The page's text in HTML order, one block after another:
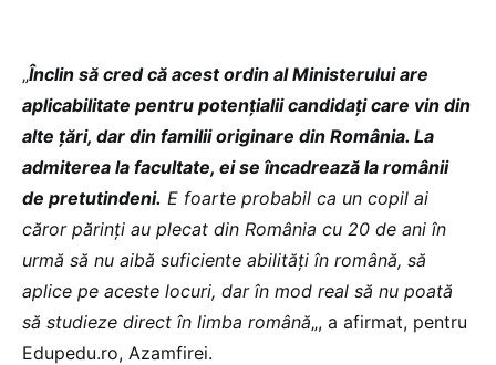
„Înclin să cred că acest ordin al Ministerului are
aplicabilitate pentru potențialii candidați care vin din
alte țări, dar din familii originare din România. La
admiterea la facultate, ei se încadrează la românii
de pretutindeni. E foarte probabil ca un copil ai
căror părinți au plecat din România cu 20 de ani în
urmă să nu aibă suficiente abilități în română, să
aplice pe aceste locuri, dar în mod real să nu poată
să studieze direct în limba română„, a afirmat, pentru
Edupedu.ro, Azamfirei.